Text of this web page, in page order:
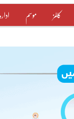
کالمز موسم ادارہ